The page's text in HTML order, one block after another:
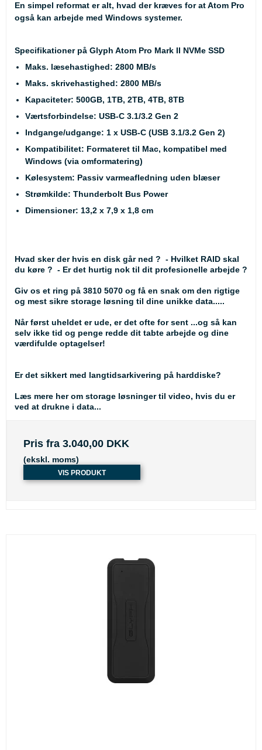
En simpel reformat er alt, hvad der kræves for at Atom Pro
også kan arbejde med Windows systemer.
Specifikationer på Glyph Atom Pro Mark II NVMe SSD
Maks. læsehastighed: 2800 MB/s
Maks. skrivehastighed: 2800 MB/s
Kapaciteter: 500GB, 1TB, 2TB, 4TB, 8TB
Værtsforbindelse: USB-C 3.1/3.2 Gen 2
Indgange/udgange: 1 x USB-C (USB 3.1/3.2 Gen 2)
Kompatibilitet: Formateret til Mac, kompatibel med
Windows (via omformatering)
Kølesystem: Passiv varmeafledning uden blæser
Strømkilde: Thunderbolt Bus Power
Dimensioner: 13,2 x 7,9 x 1,8 cm
Hvad sker der hvis en disk går ned ? - Hvilket RAID skal
du køre ? - Er det hurtig nok til dit profesionelle arbejde ?
Giv os et ring på 3810 5070 og få en snak om den rigtige
og mest sikre storage løsning til dine unikke data.....
Når først uheldet er ude, er det ofte for sent ...og så kan
selv ikke tid og penge redde dit tabte arbejde og dine
værdifulde optagelser!
Er det sikkert med langtidsarkivering på harddiske?
Læs mere her om storage løsninger til video, hvis du er
ved at drukne i data...
Pris fra 3.040,00 DKK
(ekskl. moms)
VIS PRODUKT